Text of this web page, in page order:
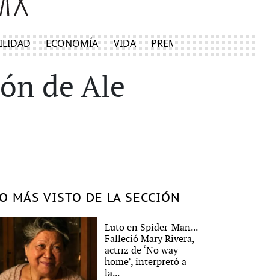
ECONOMÍA VIDA PREMIUM
de Ale
MÁS VISTO DE LA SECCIÓN
Luto en Spider-Man...
Falleció Mary Rivera,
actriz de ‘No way
home’, interpretó a
la...